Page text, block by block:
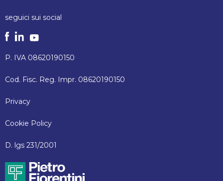
seguici sui social
P. IVA 08620190150
Cod. Fisc. Reg. Impr. 08620190150
Privacy
Cookie Policy
D. lgs 231/2001